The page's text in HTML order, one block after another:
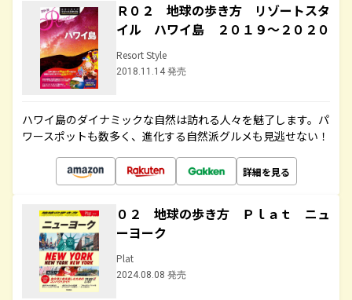
Ｒ０２ 地球の歩き方 リゾートスタ
イル ハワイ島 ２０１９～２０２０
Resort Style
2018.11.14 発売
ハワイ島のダイナミックな自然は訪れる人々を魅了します。パ
ワースポットも数多く、進化する自然派グルメも見逃せない！
詳細を見る
０２ 地球の歩き方 Ｐｌａｔ ニュ
ーヨーク
Plat
2024.08.08 発売